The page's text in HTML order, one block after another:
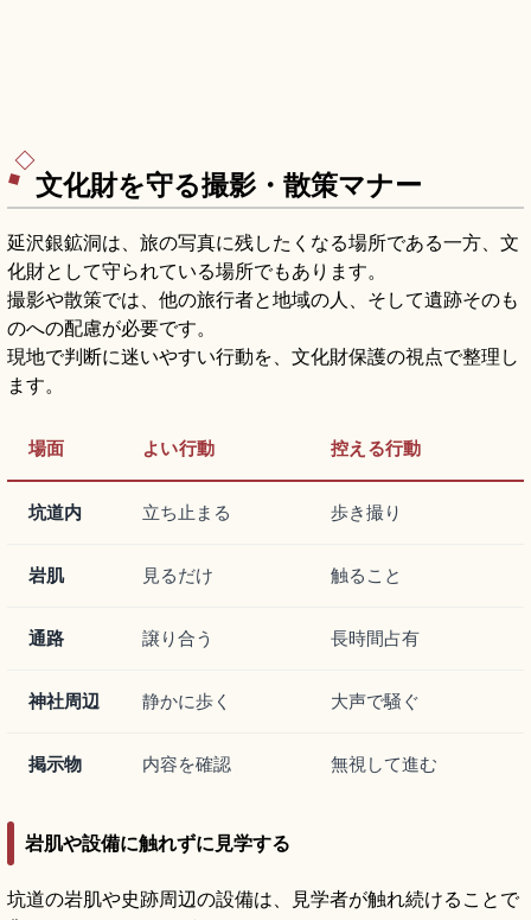
文化財を守る撮影・散策マナー
延沢銀鉱洞は、旅の写真に残したくなる場所である一方、文
化財として守られている場所でもあります。
撮影や散策では、他の旅行者と地域の人、そして遺跡そのも
のへの配慮が必要です。
現地で判断に迷いやすい行動を、文化財保護の視点で整理し
ます。
場面 よい行動 控える行動
坑道内 立ち止まる 歩き撮り
岩肌 見るだけ 触ること
通路 譲り合う 長時間占有
神社周辺 静かに歩く 大声で騒ぐ
掲示物 内容を確認 無視して進む
岩肌や設備に触れずに見学する
坑道の岩肌や史跡周辺の設備は、見学者が触れ続けることで